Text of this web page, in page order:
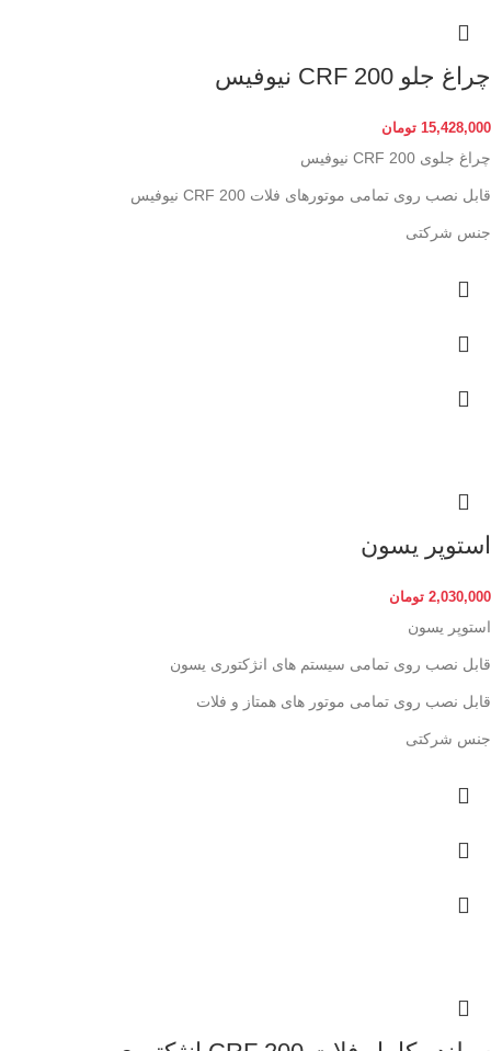
چراغ جلو CRF 200 نیوفیس
15,428,000 تومان
چراغ جلوی CRF 200 نیوفیس
قابل نصب روی تمامی موتورهای فلات CRF 200 نیوفیس
جنس شرکتی
استوپر یسون
2,030,000 تومان
استوپر یسون
قابل نصب روی تمامی سیستم های انژکتوری یسون
قابل نصب روی تمامی موتور های همتاز و فلات
جنس شرکتی